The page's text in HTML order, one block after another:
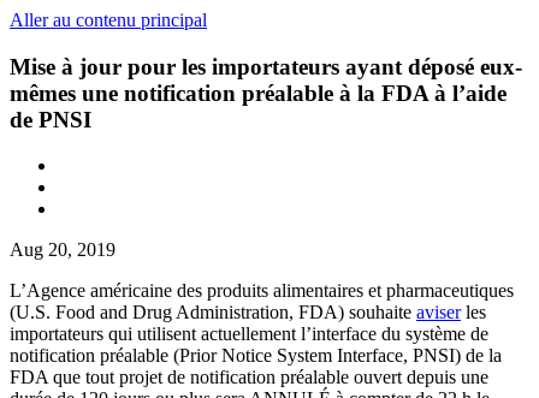
Aller au contenu principal
Mise à jour pour les importateurs ayant déposé eux-
mêmes une notification préalable à la FDA à l’aide
de PNSI
Aug 20, 2019
L’Agence américaine des produits alimentaires et pharmaceutiques
(U.S. Food and Drug Administration, FDA) souhaite aviserles
importateurs qui utilisent actuellement l’interface du système de
notification préalable (Prior Notice System Interface, PNSI) de la
FDA que tout projet de notification préalable ouvert depuis une